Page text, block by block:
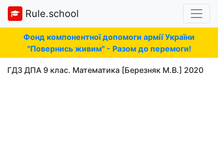
Rule.school
Фонд компонентної допомоги армії України
"Повернись живим" - Разом до перемоги!
ГДЗ ДПА 9 клас. Математика [Березняк М.В.] 2020